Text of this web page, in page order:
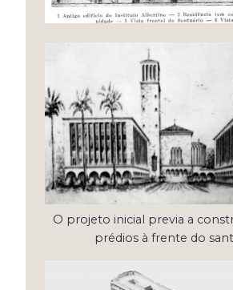
O projeto inicial previa a
prédios à frente do